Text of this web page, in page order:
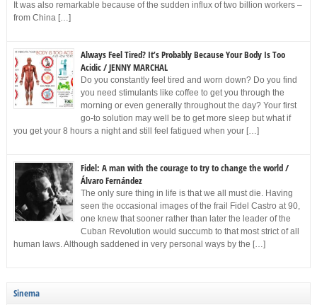
It was also remarkable because of the sudden influx of two billion workers –
from China […]
Always Feel Tired? It’s Probably Because Your Body Is Too
Acidic / JENNY MARCHAL
Do you constantly feel tired and worn down? Do you find
you need stimulants like coffee to get you through the
morning or even generally throughout the day? Your first
go-to solution may well be to get more sleep but what if
you get your 8 hours a night and still feel fatigued when your […]
Fidel: A man with the courage to try to change the world /
Álvaro Fernández
The only sure thing in life is that we all must die. Having
seen the occasional images of the frail Fidel Castro at 90,
one knew that sooner rather than later the leader of the
Cuban Revolution would succumb to that most strict of all
human laws. Although saddened in very personal ways by the […]
Sinema